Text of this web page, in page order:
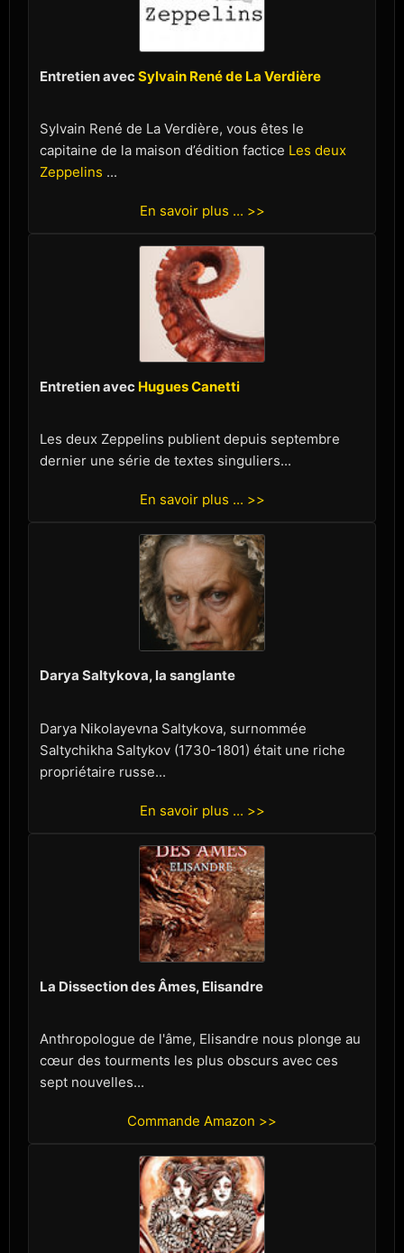
Entretien avecSylvain René de La Verdière
Sylvain René de La Verdière, vous êtes le
capitaine de la maison d’édition factice Les deux
Zeppelins ...
En savoir plus ... >>
Entretien avec Hugues Canetti
Les deux Zeppelins publient depuis septembre
dernier une série de textes singuliers...
En savoir plus ... >>
Darya Saltykova, la sanglante
Darya Nikolayevna Saltykova, surnommée
Saltychikha Saltykov (1730-1801) était une riche
propriétaire russe...
En savoir plus ... >>
La Dissection des Âmes, Elisandre
Anthropologue de l'âme, Elisandre nous plonge au
cœur des tourments les plus obscurs avec ces
sept nouvelles...
Commande Amazon >>